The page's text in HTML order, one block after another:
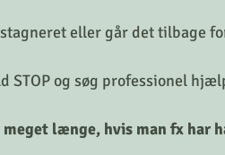
eller går det tilbage
STOP og søg professionel
længe, hvis man fx har